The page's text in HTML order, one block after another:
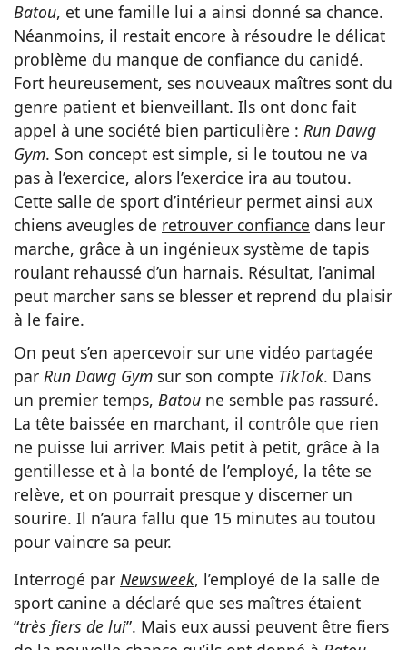
Batou, et une famille lui a ainsi donné sa chance.
Néanmoins, il restait encore à résoudre le délicat
problème du manque de confiance du canidé.
Fort heureusement, ses nouveaux maîtres sont du
genre patient et bienveillant. Ils ont donc fait
appel à une société bien particulière : Run Dawg
Gym. Son concept est simple, si le toutou ne va
pas à l’exercice, alors l’exercice ira au toutou.
Cette salle de sport d’intérieur permet ainsi aux
chiens aveugles de retrouver confiance dans leur
marche, grâce à un ingénieux système de tapis
roulant rehaussé d’un harnais. Résultat, l’animal
peut marcher sans se blesser et reprend du plaisir
à le faire.
On peut s’en apercevoir sur une vidéo partagée
par Run Dawg Gym sur son compte TikTok. Dans
un premier temps, Batou ne semble pas rassuré.
La tête baissée en marchant, il contrôle que rien
ne puisse lui arriver. Mais petit à petit, grâce à la
gentillesse et à la bonté de l’employé, la tête se
relève, et on pourrait presque y discerner un
sourire. Il n’aura fallu que 15 minutes au toutou
pour vaincre sa peur.
Interrogé par Newsweek, l’employé de la salle de
sport canine a déclaré que ses maîtres étaient
“très fiers de lui”. Mais eux aussi peuvent être fiers